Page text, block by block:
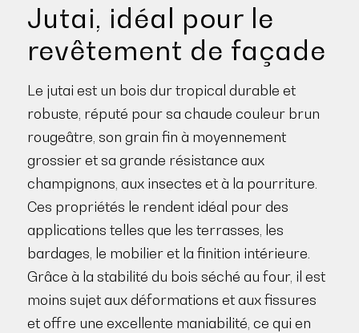
Jutai, idéal pour le
revêtement de façade
Le jutai est un bois dur tropical durable et
robuste, réputé pour sa chaude couleur brun
rougeâtre, son grain fin à moyennement
grossier et sa grande résistance aux
champignons, aux insectes et à la pourriture.
Ces propriétés le rendent idéal pour des
applications telles que les terrasses, les
bardages, le mobilier et la finition intérieure.
Grâce à la stabilité du bois séché au four, il est
moins sujet aux déformations et aux fissures
et offre une excellente maniabilité, ce qui en